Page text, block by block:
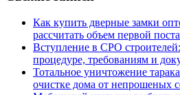
Как купить дверные замки
рассчитать объем первой
Вступление в СРО
процедуре, требованиям и
Тотальное уничтожение
очистке дома от непрошеных